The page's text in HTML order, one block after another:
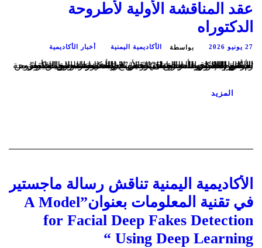
عقد المناقشة الأولية لأطروحة
الدكتوراه
27 يونيو 2026 بواسطة الأكاديمية اليمنية أخبار الأكاديمية
تم اليوم السبت الموافق 27/06/2026 عقد الخطة الاولية لأطروحة الدكتوراه للباحث/ عبدة علي يحيى العواضي والموسومه ب ” النظام القانوني للحجز على السفن-دراسة مقارنه بين القانون اليمني والإتفاقيات الدوليه “ وقد منح الباحث عشرون دقيقة لعرض البحث وبدأت المناقشة من قبل أعضاء اللجنة المكونة من الأستاذ الدكتور خالد الخطيب والأستاذ الدكتور عبدالخالق معزب والأستاذ الدكتور...
المزيد
الأكاديمية اليمنية تناقش رسالة ماجستير
في تقنية المعلومات بعنوان”A Model
for Facial Deep Fakes Detection
Using Deep Learning “